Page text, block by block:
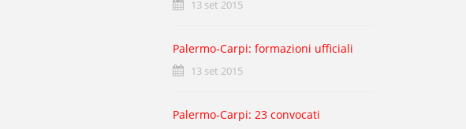
13 set 2015
Palermo-Carpi: formazioni ufficiali
13 set 2015
Palermo-Carpi: 23 convocati